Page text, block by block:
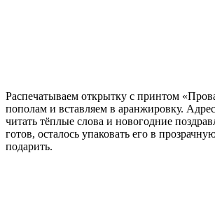
Распечатываем открытку с принтом
пополам и вставляем в аранжировку.
читать тёплые слова и новогодние
готов, осталось упаковать его в
подарить.